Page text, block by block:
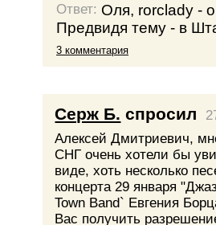
Ответ: Оля, rorclady -
Предвидя тему - в
3 комментария
Серж Б. спросил
Алексей Дмитриевич,
СНГ очень хотели бы
виде, хоть несколько
концерта 29 января
Town Band` Евгения
Вас получить